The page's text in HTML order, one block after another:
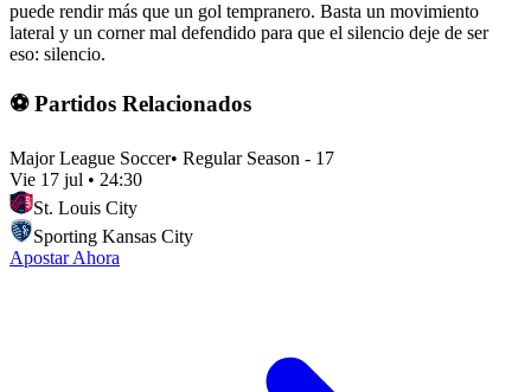
puede rendir más que un gol tempranero. Basta un movimiento
lateral y un corner mal defendido para que el silencio deje de ser
eso: silencio.
⚽ Partidos Relacionados
Major League Soccer• Regular Season - 17
Vie 17 jul • 24:30
St. Louis City
Sporting Kansas City
Apostar Ahora